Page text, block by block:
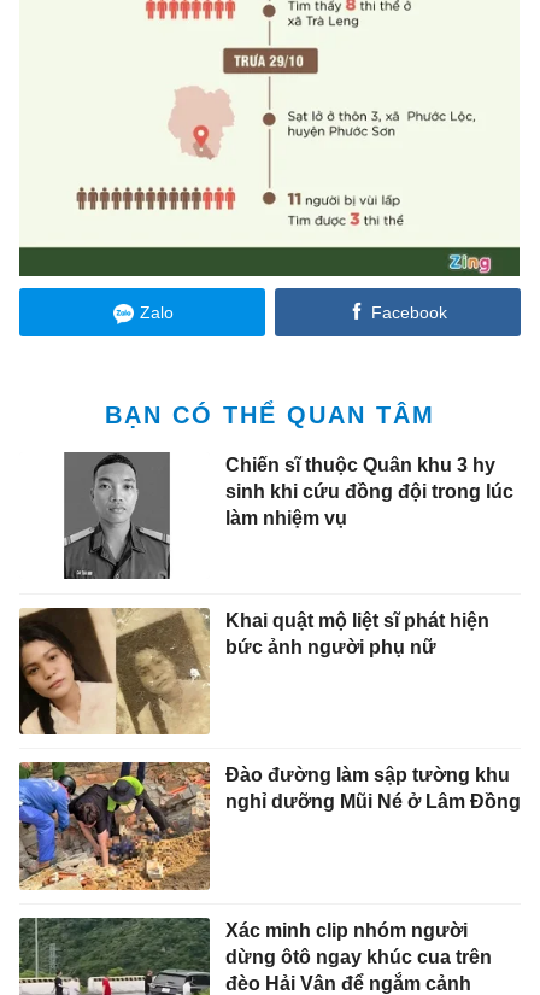
Zalo Facebook
BẠN CÓ THỂ QUAN TÂM
Chiến sĩ thuộc Quân khu 3 hy
sinh khi cứu đồng đội trong lúc
làm nhiệm vụ
Khai quật mộ liệt sĩ phát hiện
bức ảnh người phụ nữ
Đào đường làm sập tường khu
nghỉ dưỡng Mũi Né ở Lâm Đồng
Xác minh clip nhóm người
dừng ôtô ngay khúc cua trên
đèo Hải Vân để ngắm cảnh